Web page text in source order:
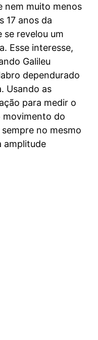
nem muito menos
17 anos da
se revelou um
Esse interesse,
Galileu
dependurado
Usando as
para medir o
movimento do
no mesmo
amplitude